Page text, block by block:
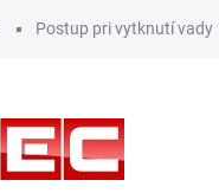
Postup pri vytknutí vady